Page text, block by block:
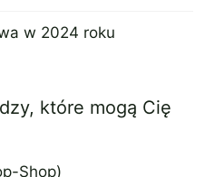
w 2024 roku
które mogą Cię
Shop)